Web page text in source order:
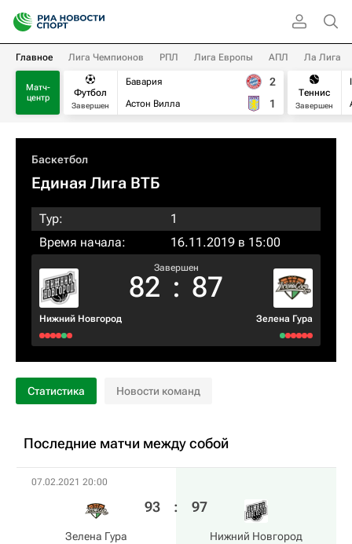
Главное Лига Чемпионов РПЛ Лига Европы АПЛ Ла Лига
Матч-
центр
Футбол
Завершен
Бавария
Астон Вилла
2
1
Теннис
Завершен
Баскетбол
Единая Лига ВТБ
Тур:
1
Время начала:
16.11.2019 в 15:00
Нижний Новгород
Завершен
82 : 87
Зелена Гура
Статистика Новости команд
Последние матчи между собой
07.02.2021 20:00
Зелена Гура
93 : 97
Нижний Новгород